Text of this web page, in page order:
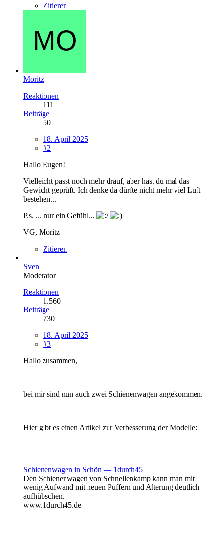
Zitieren
Moritz
Reaktionen
111
Beiträge
50
18. April 2025
#2
Hallo Eugen!
Vielleicht passt noch mehr drauf, aber hast du mal das
Gewicht geprüft. Ich denke da dürfte nicht mehr viel Luft
bestehen...
P.s. ... nur ein Gefühl...
VG, Moritz
Zitieren
Sven
Moderator
Reaktionen
1.560
Beiträge
730
18. April 2025
#3
Hallo zusammen,
bei mir sind nun auch zwei Schienenwagen angekommen.
Hier gibt es einen Artikel zur Verbesserung der Modelle:
Schienenwagen in Schön — 1durch45
Den Schienenwagen von Schnellenkamp kann man mit
wenig Aufwand mit neuen Puffern und Alterung deutlich
aufhübschen.
www.1durch45.de